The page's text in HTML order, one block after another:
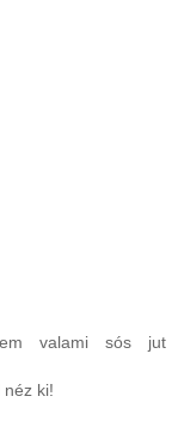
valami sós jut
ki!